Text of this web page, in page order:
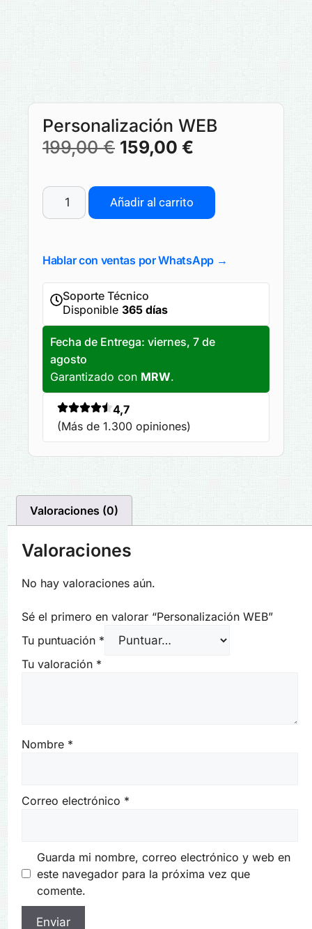
Personalización WEB
199,00€ 159,00 €
Añadir al carrito
Hablar con ventas por WhatsApp →
Soporte Técnico
Disponible 365 días
Fecha de Entrega: viernes, 7 de
agosto
Garantizado con MRW.
4,7
(Más de 1.300 opiniones)
Valoraciones (0)
Valoraciones
No hay valoraciones aún.
Sé el primero en valorar “Personalización WEB”
Tu puntuación *
Tu valoración *
Nombre *
Correo electrónico *
Guarda mi nombre, correo electrónico y web en
este navegador para la próxima vez que
comente.